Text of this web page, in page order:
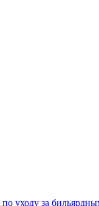
по уходу за